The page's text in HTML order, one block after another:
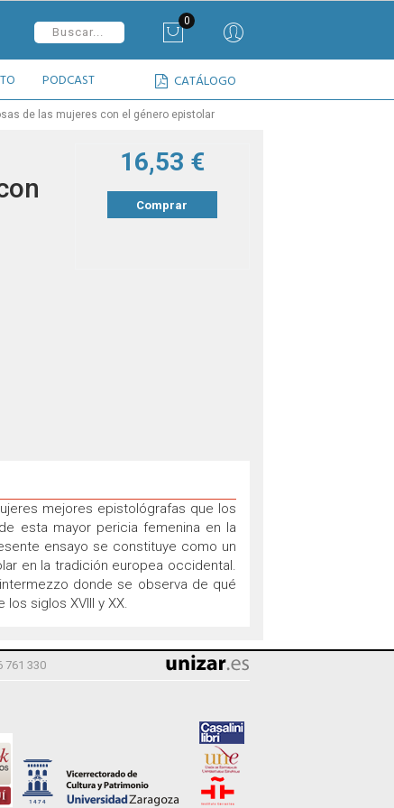
0
CATÁLOGO
PODCAST
de las mujeres con el género epistolar
16,53 €
Comprar
mejores epistológrafas que los
esta mayor pericia femenina en la
ensayo se constituye como un
en la tradición europea occidental.
donde se observa de qué
siglos XVIII y XX.
761 330